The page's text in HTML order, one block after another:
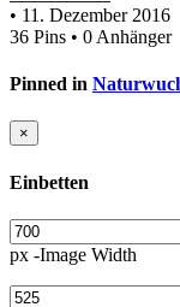
• 11. Dezember 2016
36 Pins • 0 Anhänger
Pinned in
×
Einbetten
px -Image Width